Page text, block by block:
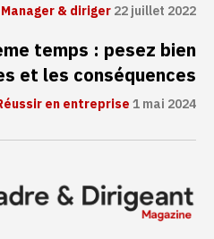
Manager & diriger22 juillet 2022
temps : pesez bien
et les conséquences
en entreprise1 mai 2024